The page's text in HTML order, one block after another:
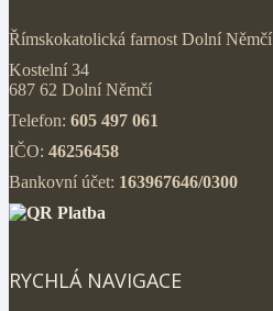
Římskokatolická farnost Dolní Němčí
Kostelní 34
687 62 Dolní Němčí
Telefon: 605 497 061
IČO: 46256458
Bankovní účet: 163967646/0300
RYCHLÁ NAVIGACE